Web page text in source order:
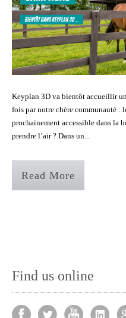
Keyplan 3D va bientôt accueillir
fois par notre chère communauté :
prochainement accessible dans
prendre l’air ? Dans un...
Read More
Find us online